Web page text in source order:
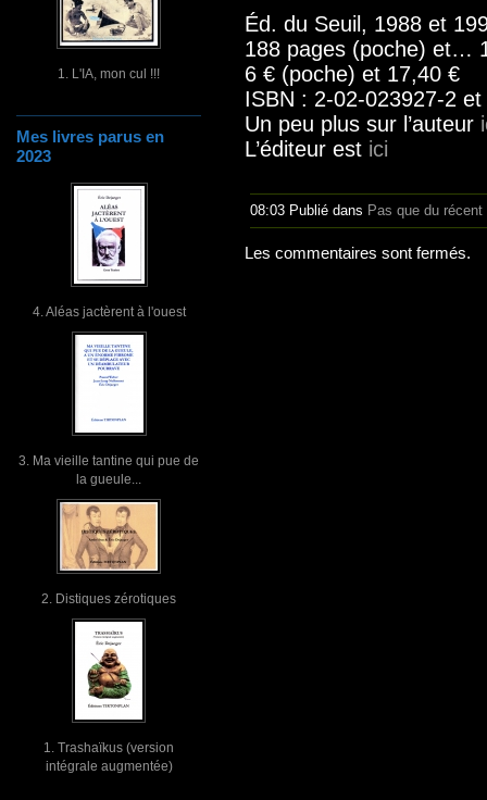
1. L'IA, mon cul !!!
Mes livres parus en
2023
4. Aléas jactèrent à l'ouest
3. Ma vieille tantine qui pue de
la gueule...
2. Distiques zérotiques
1. Trashaïkus (version
intégrale augmentée)
Éd. du Seuil, 1988 et
188 pages (poche) et…
6 € (poche) et 17,40 €
ISBN : 2-02-023927-2
Un peu plus sur l’auteur
L’éditeur est ici
08:03 Publié dans Pas que du récent
Les commentaires sont fermés.